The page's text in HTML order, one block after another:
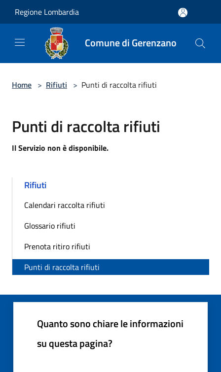
Regione Lombardia
Comune di Gerenzano
Home > Rifiuti > Punti di raccolta rifiuti
Punti di raccolta rifiuti
Il Servizio non è disponibile.
Rifiuti
Calendari raccolta rifiuti
Glossario rifiuti
Prenota ritiro rifiuti
Punti di raccolta rifiuti
Quanto sono chiare le informazioni
su questa pagina?